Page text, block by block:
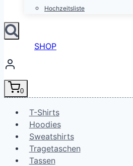
Hochzeitsliste
SHOP
0
T-Shirts
Hoodies
Sweatshirts
Tragetaschen
Tassen